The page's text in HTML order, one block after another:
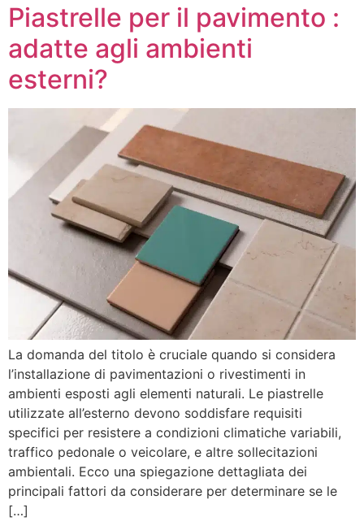
Piastrelle per il pavimento :
adatte agli ambienti
esterni?
La domanda del titolo è cruciale quando si considera
l’installazione di pavimentazioni o rivestimenti in
ambienti esposti agli elementi naturali. Le piastrelle
utilizzate all’esterno devono soddisfare requisiti
specifici per resistere a condizioni climatiche variabili,
traffico pedonale o veicolare, e altre sollecitazioni
ambientali. Ecco una spiegazione dettagliata dei
principali fattori da considerare per determinare se le
[…]